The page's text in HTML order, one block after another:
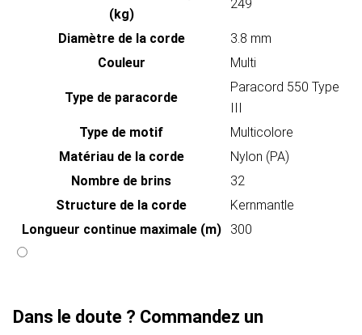
(kg)
249
Diamètre de la corde
3.8 mm
Couleur
Multi
Type de paracorde
Paracord 550 Type
III
Type de motif
Multicolore
Matériau de la corde
Nylon (PA)
Nombre de brins
32
Structure de la corde
Kernmantle
Longueur continue maximale (m)
300
Dans le doute ? Commandez un